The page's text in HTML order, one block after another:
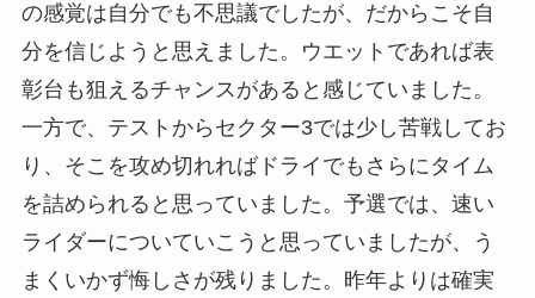
の感覚は自分でも不思議でしたが、だからこそ自
分を信じようと思えました。ウエットであれば表
彰台も狙えるチャンスがあると感じていました。
一方で、テストからセクター3では少し苦戦してお
り、そこを攻め切れればドライでもさらにタイム
を詰められると思っていました。予選では、速い
ライダーについていこうと思っていましたが、う
まくいかず悔しさが残りました。昨年よりは確実